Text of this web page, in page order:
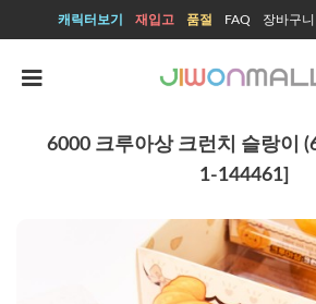
캐릭터보기 재입고 품절 FAQ 장바구니
6000 크루아상 크런치 슬랑이
1-144461]